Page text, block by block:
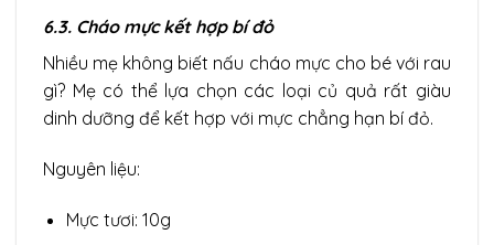
6.3. Cháo mực kết hợp bí đỏ
Nhiều mẹ không biết nấu cháo mực cho bé với rau
gì? Mẹ có thể lựa chọn các loại củ quả rất giàu
dinh dưỡng để kết hợp với mực chẳng hạn bí đỏ.
Nguyên liệu:
Mực tươi: 10g